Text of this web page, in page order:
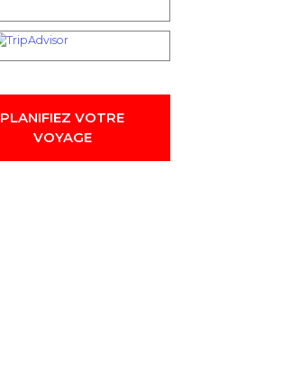
PLANIFIEZ VOTRE
VOYAGE